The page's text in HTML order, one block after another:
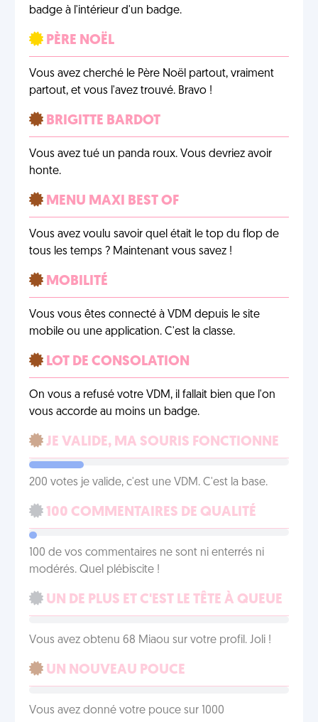
badge à l'intérieur d'un badge.
PÈRE NOËL
Vous avez cherché le Père Noël partout, vraiment
partout, et vous l'avez trouvé. Bravo !
BRIGITTE BARDOT
Vous avez tué un panda roux. Vous devriez avoir
honte.
MENU MAXI BEST OF
Vous avez voulu savoir quel était le top du flop de
tous les temps ? Maintenant vous savez !
MOBILITÉ
Vous vous êtes connecté à VDM depuis le site
mobile ou une application. C'est la classe.
LOT DE CONSOLATION
On vous a refusé votre VDM, il fallait bien que l'on
vous accorde au moins un badge.
JE VALIDE, MA SOURIS FONCTIONNE
200 votes je valide, c'est une VDM. C'est la base.
100 COMMENTAIRES DE QUALITÉ
100 de vos commentaires ne sont ni enterrés ni
modérés. Quel plébiscite !
UN DE PLUS ET C'EST LE TÊTE À QUEUE
Vous avez obtenu 68 Miaou sur votre profil. Joli !
UN NOUVEAU POUCE
Vous avez donné votre pouce sur 1000